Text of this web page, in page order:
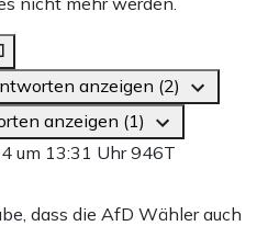
anzeigen (2)
anzeigen (1)
um 13:31 Uhr946T
dass die AfD Wähler auch